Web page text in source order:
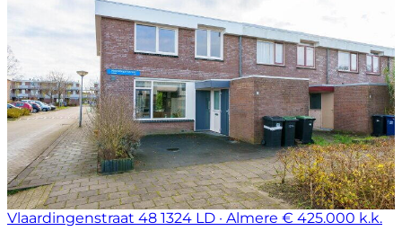
Vlaardingenstraat 48 1324 LD · Almere € 425.000 k.k.